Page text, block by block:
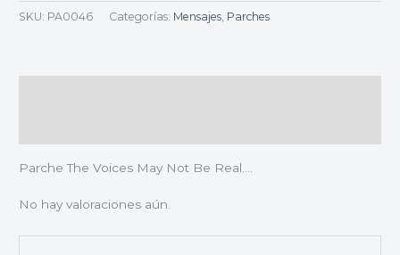
SKU: PA0046 Categorías: Mensajes, Parches
Parche The Voices May Not Be Real….
No hay valoraciones aún.